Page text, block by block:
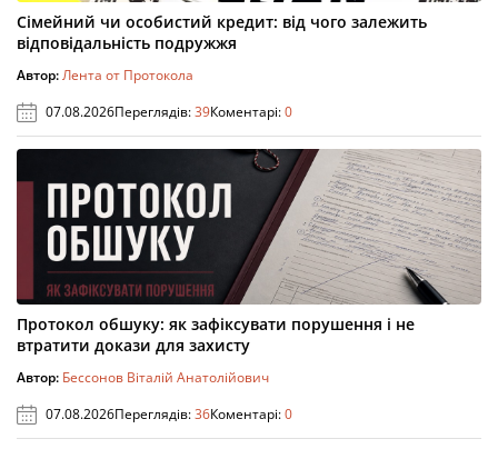
Сімейний чи особистий кредит: від чого залежить
відповідальність подружжя
Автор:Лента от Протокола
07.08.2026Переглядів:39Коментарі:0
Протокол обшуку: як зафіксувати порушення і не
втратити докази для захисту
Автор: Бессонов Віталій Анатолійович
07.08.2026Переглядів:36Коментарі:0